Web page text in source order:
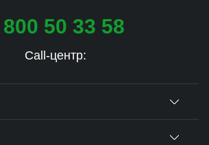
50 33 58
Call-центр: